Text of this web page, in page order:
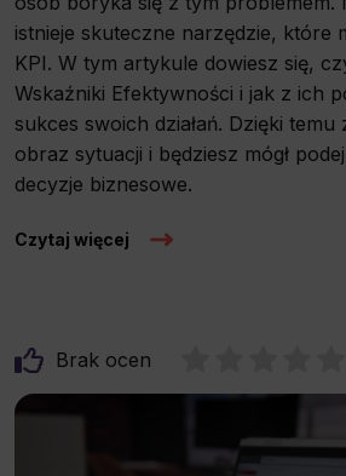
istnieje skuteczne narzędzie, które
KPI. W tym artykule dowiesz się,
Wskaźniki Efektywności i jak z ich
sukces swoich działań. Dzięki temu
obraz sytuacji i będziesz mógł
decyzje biznesowe.
Czytaj więcej
Brak ocen